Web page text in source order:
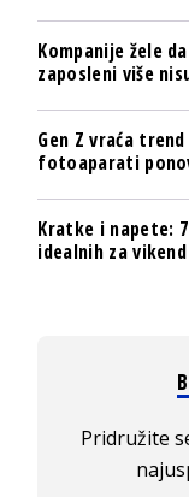
Kompanije žele
zaposleni više
Gen Z vraća
fotoaparati
Kratke i napete:
idealnih za
Pridružite